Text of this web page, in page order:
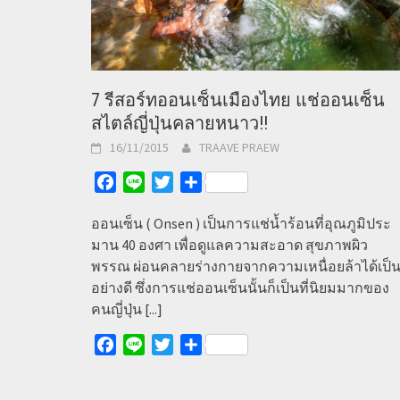
7 รีสอร์ทออนเซ็นเมืองไทย แช่ออนเซ็น
สไตล์ญี่ปุ่นคลายหนาว!!
16/11/2015 TRAAVE PRAEW
Facebook
Line TwitterShare
ออนเซ็น ( Onsen ) เป็นการแช่น้ำร้อนที่อุณภูมิประ
มาน 40 องศา เพื่อดูแลความสะอาด สุขภาพผิว
พรรณ ผ่อนคลายร่างกายจากความเหนื่อยล้าได้เป็น
อย่างดี ซึ่งการแช่ออนเซ็นนั้นก็เป็นที่นิยมมากของ
คนญี่ปุ่น [...]
Facebook
Line TwitterShare